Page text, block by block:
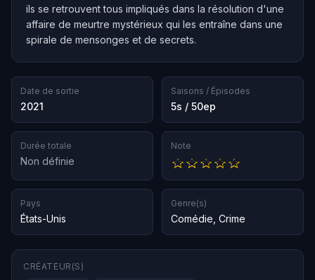
ils se retrouvent tous impliqués dans la résolution d'une
affaire de meurtre mystérieux qui les entraîne dans une
spirale de mensonges et de secrets.
Date de sortie
2021
Saisons / Épisodes
5s / 50ep
Durée totale
Non définie
Note
Pays
États-Unis
Genre(s)
Comédie Crime
CRÉATEUR(S)